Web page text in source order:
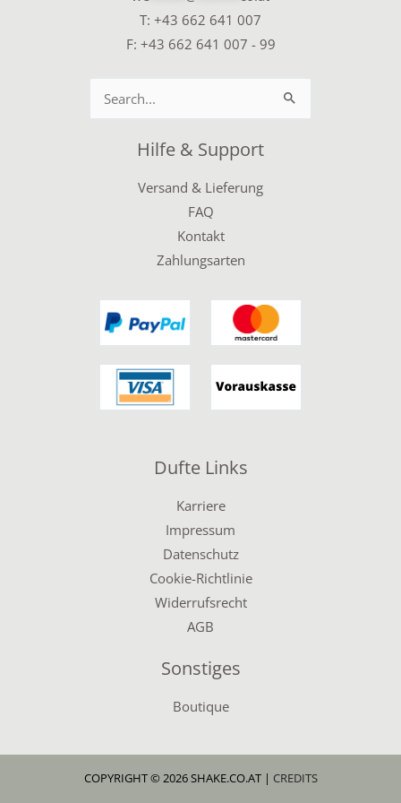
T: +43 662 641 007
F: +43 662 641 007 - 99
Suchen
Hilfe & Support
Versand & Lieferung
FAQ
Kontakt
Zahlungsarten
Dufte Links
Karriere
Impressum
Datenschutz
Cookie-Richtlinie
Widerrufsrecht
AGB
Sonstiges
Boutique
COPYRIGHT © 2026 SHAKE.CO.AT | CREDITS